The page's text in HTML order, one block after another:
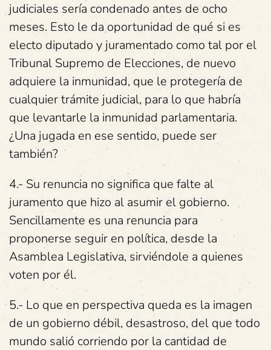
judiciales sería condenado antes de ocho
meses. Esto le da oportunidad de qué si es
electo diputado y juramentado como tal por el
Tribunal Supremo de Elecciones, de nuevo
adquiere la inmunidad, que le protegería de
cualquier trámite judicial, para lo que habría
que levantarle la inmunidad parlamentaria.
¿Una jugada en ese sentido, puede ser
también?
4.- Su renuncia no significa que falte al
juramento que hizo al asumir el gobierno.
Sencillamente es una renuncia para
proponerse seguir en política, desde la
Asamblea Legislativa, sirviéndole a quienes
voten por él.
5.- Lo que en perspectiva queda es la imagen
de un gobierno débil, desastroso, del que todo
mundo salió corriendo por la cantidad de